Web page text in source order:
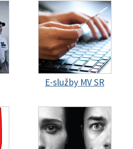
E-služby MV SR